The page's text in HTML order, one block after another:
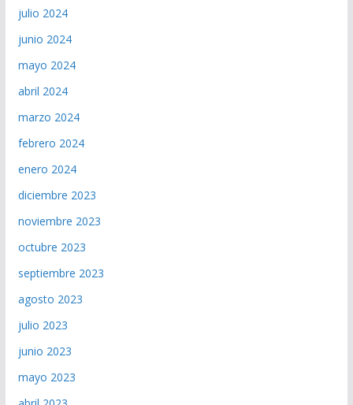
julio 2024
junio 2024
mayo 2024
abril 2024
marzo 2024
febrero 2024
enero 2024
diciembre 2023
noviembre 2023
octubre 2023
septiembre 2023
agosto 2023
julio 2023
junio 2023
mayo 2023